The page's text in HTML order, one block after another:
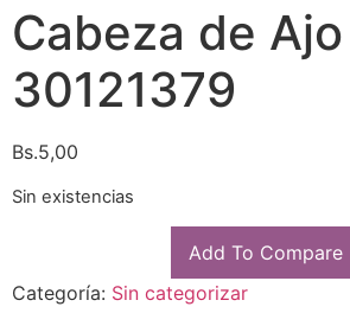
Cabeza de Ajo
30121379
Bs.5,00
Sin existencias
Add To Compare
Categoría: Sin categorizar